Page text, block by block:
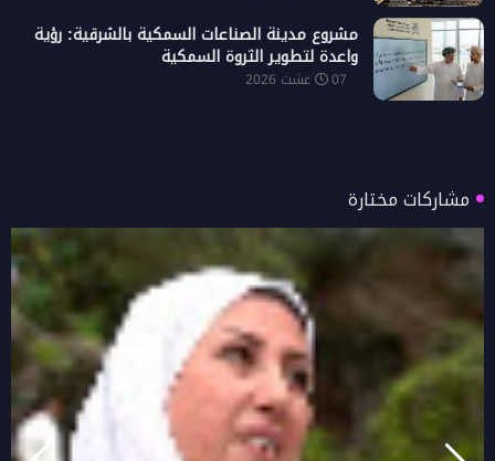
مشروع مدينة الصناعات السمكية بالشرقية: رؤية
واعدة لتطوير الثروة السمكية
07 غشت 2026
مشاركات مختارة